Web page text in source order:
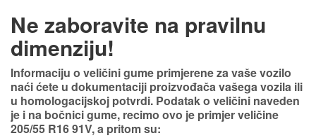
Ne zaboravite na pravilnu
dimenziju!
Informaciju o veličini gume primjerene za vaše vozilo
naći ćete u dokumentaciji proizvođača vašega vozila ili
u homologacijskoj potvrdi. Podatak o veličini naveden
je i na bočnici gume, recimo ovo je primjer veličine
205/55 R16 91V, a pritom su: